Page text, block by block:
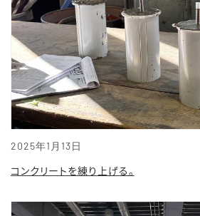
2025年1月13日
コンクリートを練り上げる。